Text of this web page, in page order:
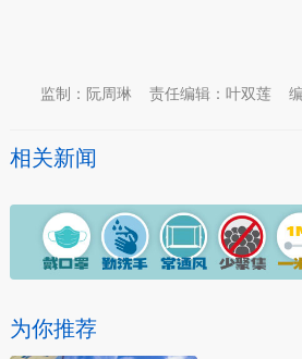
责任编辑：叶双莲
监制：阮周琳
相关新闻
为你推荐